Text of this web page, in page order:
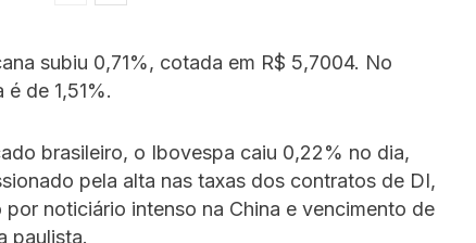
subiu 0,71%, cotada em R$ 5,7004. No
de 1,51%.
brasileiro, o Ibovespa caiu 0,22% no dia,
pela alta nas taxas dos contratos de DI,
noticiário intenso na China e vencimento de
paulista.